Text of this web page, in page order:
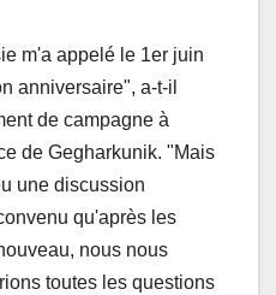
m'a appelé le 1er juin
anniversaire", a-t-il
de campagne à
de Gegharkunik. "Mais
une discussion
qu'après les
nous nous
toutes les questions